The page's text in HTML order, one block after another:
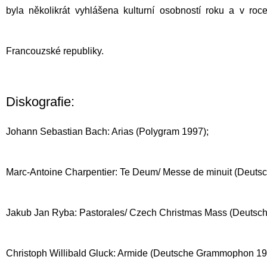
byla několikrát vyhlášena kulturní osobností roku a v
Francouzské republiky.
Diskografie:
Johann Sebastian Bach: Arias (Polygram 1997);
Marc-Antoine Charpentier: Te Deum/ Messe de minuit
Jakub Jan Ryba: Pastorales/ Czech Christmas Mass
Christoph Willibald Gluck: Armide (Deutsche Grammophon